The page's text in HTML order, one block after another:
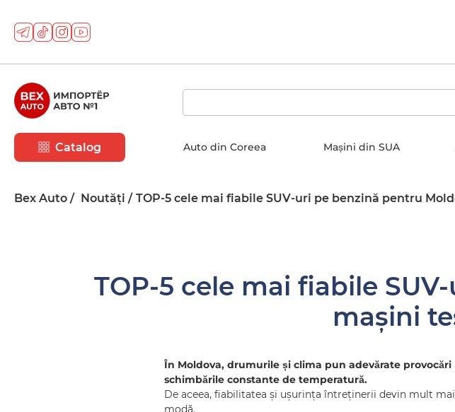
Catalog Auto din Coreea Mașini din SUA
Bex Auto Noutăți TOP-5 cele mai fiabile SUV-uri pe benzină pentru
TOP-5 cele mai fiabile
mașini
În Moldova, drumurile și clima pun adevărate
schimbările constante de temperatură.
De aceea, fiabilitatea și ușurința întreținerii devin mult
modă.